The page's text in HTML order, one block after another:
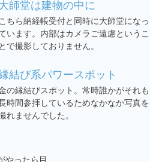
師堂は建物の中に
こちら納経帳受付と同時に大師堂になっ
います。内部はカメラご遠慮というこ
とで撮影しておりません。
結び系パワースポット
の縁結びスポット。常時誰かがそれも
時間参拝しているためなかなか写真を
れませんでした。
やったら目